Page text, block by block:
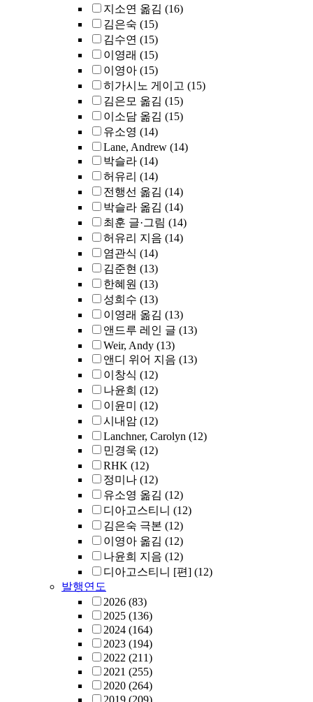
지소연 옮김 (16)
김은숙 (15)
김수연 (15)
이영래 (15)
이영아 (15)
히가시노 게이고 (15)
김은모 옮김 (15)
이소담 옮김 (15)
유소영 (14)
Lane, Andrew (14)
박슬라 (14)
허유리 (14)
전행선 옮김 (14)
박슬라 옮김 (14)
최훈 글·그림 (14)
허유리 지음 (14)
염관식 (14)
김준현 (13)
한혜원 (13)
성희수 (13)
이영래 옮김 (13)
앤드루 레인 글 (13)
Weir, Andy (13)
앤디 위어 지음 (13)
이창식 (12)
나윤희 (12)
이윤미
(12)
시내암 (12)
Lanchner, Carolyn (12)
민경욱 (12)
RHK (12)
정미나 (12)
유소영 옮김 (12)
디아고스티니 (12)
김은숙 극본 (12)
이영아 옮김 (12)
나윤희 지음 (12)
디아고스티니 [편] (12)
발행연도
2026 (83)
2025 (136)
2024 (164)
2023 (194)
2022 (211)
2021 (255)
2020 (264)
2019 (209)